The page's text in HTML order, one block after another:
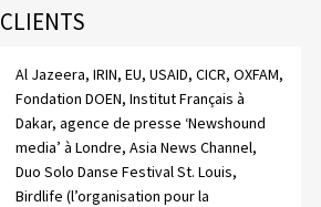
CLIENTS
Al Jazeera, IRIN, EU, USAID, CICR, OXFAM,
Fondation DOEN, Institut Français à
Dakar, agence de presse ‘Newshound
media’ à Londre, Asia News Channel,
Duo Solo Danse Festival St. Louis,
Birdlife (l’organisation pour la